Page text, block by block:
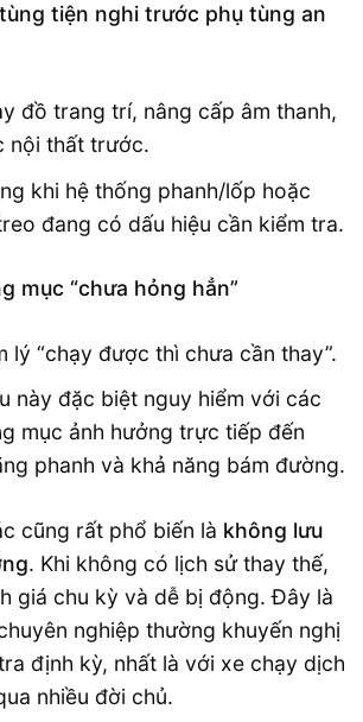
tiện nghi trước phụ tùng an
đồ trang trí, nâng cấp âm thanh,
nội thất trước.
khi hệ thống phanh/lốp hoặc
đang có dấu hiệu cần kiểm tra.
mục “chưa hỏng hẳn”
lý “chạy được thì chưa cần thay”.
này đặc biệt nguy hiểm với các
mục ảnh hưởng trực tiếp đến
phanh và khả năng bám đường.
cũng rất phổ biến là không lưu
. Khi không có lịch sử thay thế,
giá chu kỳ và dễ bị động. Đây là
nghiệp thường khuyến nghị
định kỳ, nhất là với xe chạy dịch
nhiều đời chủ.